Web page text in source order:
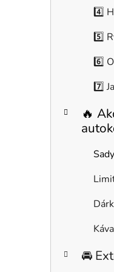
4️⃣
5️⃣
6️⃣
7️⃣
🔥
Káva
🚘